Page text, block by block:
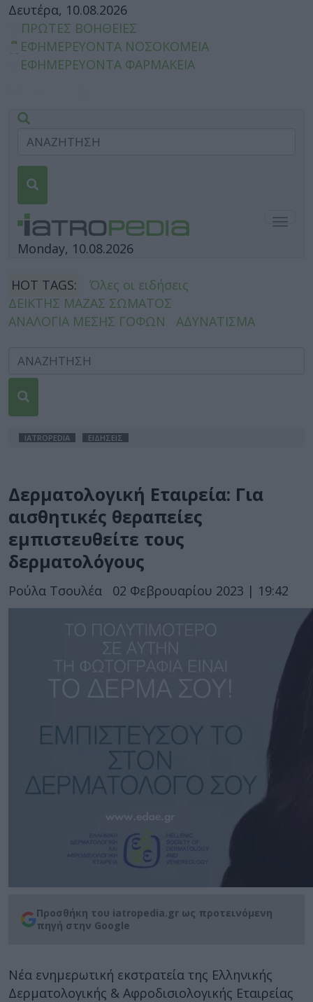
Δευτέρα, 10.08.2026
ΠΡΩΤΕΣ ΒΟΗΘΕΙΕΣ
ΕΦΗΜΕΡΕΥΟΝΤΑ ΝΟΣΟΚΟΜΕΙΑ
ΕΦΗΜΕΡΕΥΟΝΤΑ ΦΑΡΜΑΚΕΙΑ
Monday, 10.08.2026
HOT TAGS:
Όλες οι ειδήσεις
ΔΕΙΚΤΗΣ ΜΑΖΑΣ ΣΩΜΑΤΟΣ
ΑΝΑΛΟΓΙΑ ΜΕΣΗΣ ΓΟΦΩΝ
ΑΔΥΝΑΤΙΣΜΑ
IATROPEDIA ΕΙΔΗΣΕΙΣ
Δερματολογική Εταιρεία: Για
αισθητικές θεραπείες
εμπιστευθείτε τους
δερματολόγους
Ρούλα Τσουλέα 02 Φεβρουαρίου 2023 | 19:42
Προσθήκη του iatropedia.gr ως προτεινόμενη
πηγή στην Google
Νέα ενημερωτική εκστρατεία της Ελληνικής
Δερματολογικής & Αφροδισιολογικής Εταιρείας